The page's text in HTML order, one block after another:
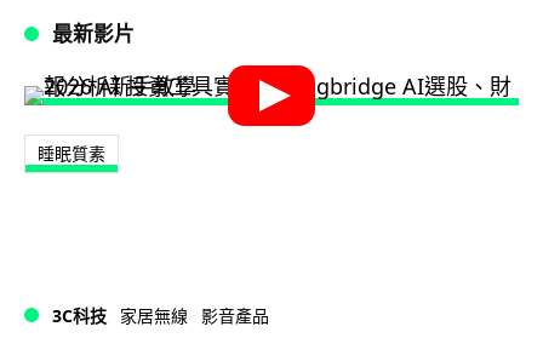
最新影片
睡眠質素
3C科技 家居無線 影音產品